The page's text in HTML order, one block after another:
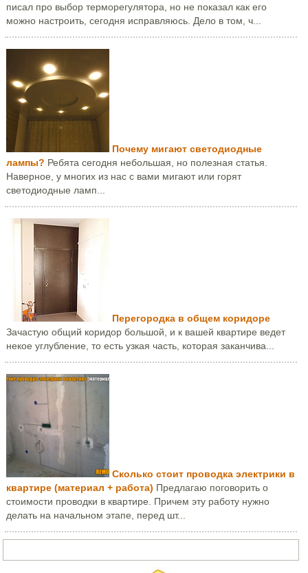
писал про выбор терморегулятора, но не показал как его
можно настроить, сегодня исправляюсь. Дело в том, ч...
Почему мигают светодиодные
лампы? Ребята сегодня небольшая, но полезная статья.
Наверное, у многих из нас с вами мигают или горят
светодиодные ламп...
Перегородка в общем коридоре
Зачастую общий коридор большой, и к вашей квартире ведет
некое углубление, то есть узкая часть, которая заканчива...
Сколько стоит проводка электрики в
квартире (материал + работа) Предлагаю поговорить о
стоимости проводки в квартире. Причем эту работу нужно
делать на начальном этапе, перед шт...